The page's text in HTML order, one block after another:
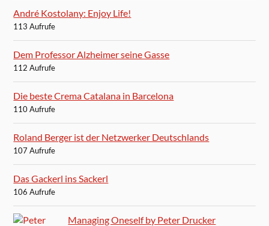
André Kostolany: Enjoy Life!
113 Aufrufe
Dem Professor Alzheimer seine Gasse
112 Aufrufe
Die beste Crema Catalana in Barcelona
110 Aufrufe
Roland Berger ist der Netzwerker Deutschlands
107 Aufrufe
Das Gackerl ins Sackerl
106 Aufrufe
Managing Oneself by Peter Drucker